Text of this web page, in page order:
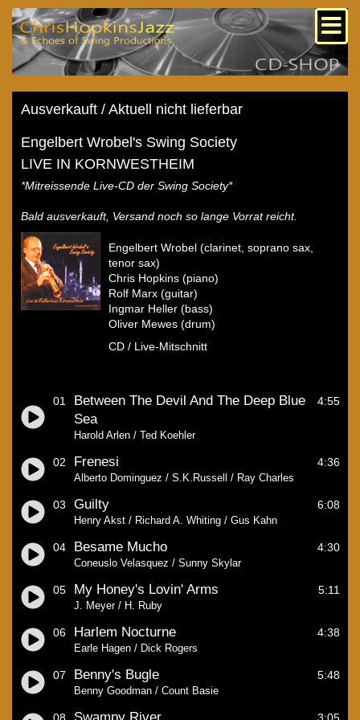
Ausverkauft / Aktuell nicht lieferbar
Engelbert Wrobel's Swing Society
LIVE IN KORNWESTHEIM
*Mitreissende Live-CD der Swing Society*
Bald ausverkauft, Versand noch so lange Vorrat reicht.
Engelbert Wrobel (clarinet, soprano sax,
tenor sax)
Chris Hopkins (piano)
Rolf Marx (guitar)
Ingmar Heller (bass)
Oliver Mewes (drum)
CD / Live-Mitschnitt
01
Between The Devil And The Deep Blue
Sea
Harold Arlen / Ted Koehler
4:55
02 Frenesi
Alberto Dominguez / S.K.Russell / Ray Charles
4:36
03 Guilty
Henry Akst / Richard A. Whiting / Gus Kahn
6:08
04 Besame Mucho
Coneuslo Velasquez / Sunny Skylar
4:30
05 My Honey's Lovin' Arms
J. Meyer / H. Ruby
5:11
06 Harlem Nocturne
Earle Hagen / Dick Rogers
4:38
07 Benny's Bugle
Benny Goodman / Count Basie
5:48
08 Swampy River 3:05